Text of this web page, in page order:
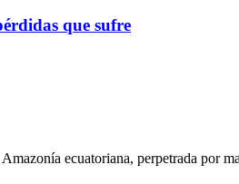
que sufre
ecuatoriana, perpetrada por